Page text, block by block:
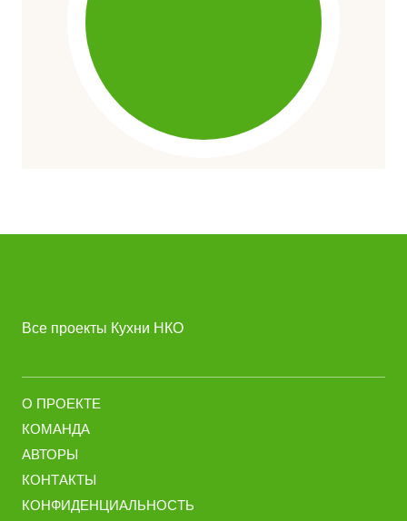
Все проекты Кухни НКО
О ПРОЕКТЕ
КОМАНДА
АВТОРЫ
КОНТАКТЫ
КОНФИДЕНЦИАЛЬНОСТЬ